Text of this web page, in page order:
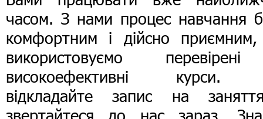
часом. З нами процес навчання
комфортним і дійсно
використовуємо
високоефективні курси.
відкладайте запис на